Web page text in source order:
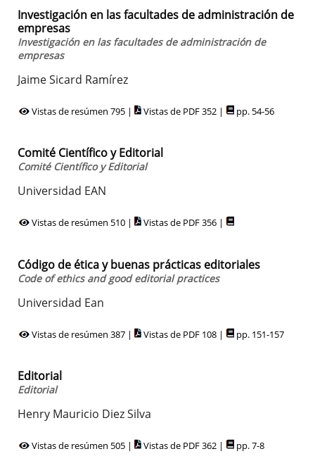
Investigación en las facultades de administración de
empresas
Investigación en las facultades de administración de
empresas
Jaime Sicard Ramírez
Vistas de resúmen 795 | Vistas de PDF 352 | pp. 54-56
Comité Científico y Editorial
Comité Científico y Editorial
Universidad EAN
Vistas de resúmen 510 | Vistas de PDF 356 |
Código de ética y buenas prácticas editoriales
Code of ethics and good editorial practices
Universidad Ean
Vistas de resúmen 387 | Vistas de PDF 108 | pp. 151-157
Editorial
Editorial
Henry Mauricio Diez Silva
Vistas de resúmen 505 | Vistas de PDF 362 | pp. 7-8